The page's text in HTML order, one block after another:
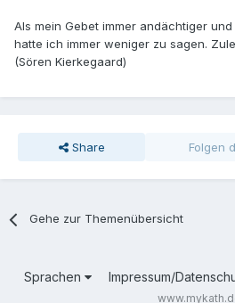
Als mein Gebet immer andächtiger
hatte ich immer weniger zu sagen.
(Sören Kierkegaard)
Share Folgen
Gehe zur Themenübersicht
Sprachen Impressum/